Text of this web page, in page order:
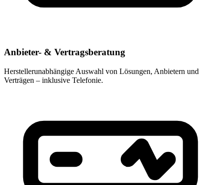
Anbieter- & Vertragsberatung
Herstellerunabhängige Auswahl von Lösungen, Anbietern und
Verträgen – inklusive Telefonie.